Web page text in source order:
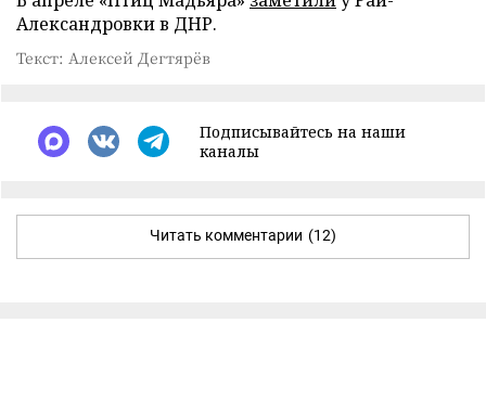
Александровки в ДНР.
Текст: Алексей Дегтярёв
Подписывайтесь на наши
каналы
Читать комментарии (12)